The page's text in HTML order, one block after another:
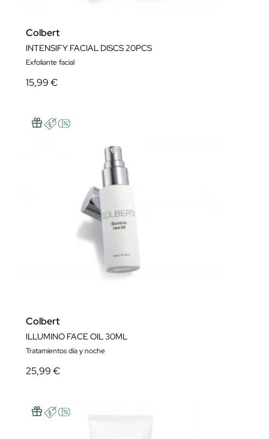
Colbert
INTENSIFY FACIAL DISCS 20PCS
Exfoliante facial
15,99 €
Colbert
ILLUMINO FACE OIL 30ML
Tratamientos día y noche
25,99 €